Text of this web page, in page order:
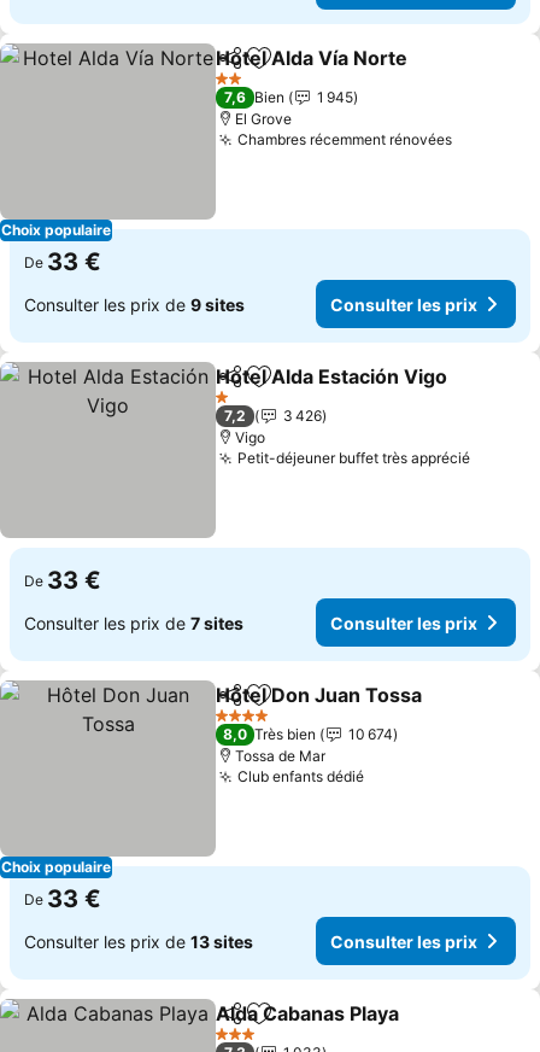
Choix populaire
PartagerAjouter à mes favoris
Hotel Alda Vía Norte
2 Étoiles
7,6 Bien
1 945
El Grove
Chambres récemment rénovées
De 33 €
Consulter les prix de 9 sites Consulter les prix
PartagerAjouter à mes favoris
Hotel Alda Estación Vigo
1 Étoiles
7,2
3 426
Vigo
Petit-déjeuner buffet très apprécié
De 33 €
Consulter les prix de 7 sites Consulter les prix
Choix populaire
PartagerAjouter à mes favoris
Hôtel Don Juan Tossa
4 Étoiles
8,0 Très bien
10 674
Tossa de Mar
Club enfants dédié
De 33 €
Consulter les prix de 13 sites Consulter les prix
PartagerAjouter à mes favoris
Alda Cabanas Playa
3 Étoiles